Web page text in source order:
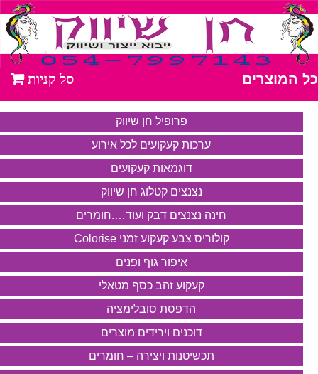
כל המוצרים
פרופיל חן שיווק
ערכות קעקועים לכל אירוע
דוגמאות קעקועים
נצנצים קטלוג חן שיווק
חינה נצנצים דבק ועוד….חומרים
קולוריס צבע קעקוע זמני Colorise
איפור גוף ופנים
קעקוע זהב כסף מטאלי
הדפסת סובלימציה
דוכנים וירידים מוצרים
תכשיטנות ויצירה – חומרים